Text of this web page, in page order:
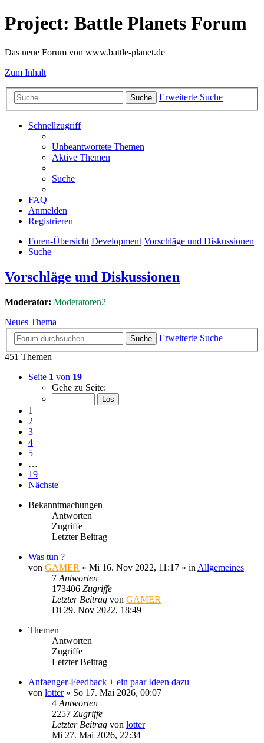
Project: Battle Planets Forum
Das neue Forum von www.battle-planet.de
Zum Inhalt
Suche Erweiterte Suche
Schnellzugriff
Unbeantwortete Themen
Aktive Themen
Suche
FAQ
Anmelden
Registrieren
Foren-Übersicht Development Vorschläge und Diskussionen
Suche
Vorschläge und Diskussionen
Moderator: Moderatoren2
Neues Thema
Suche
Erweiterte Suche
451 Themen
Seite 1 von 19
Gehe zu Seite:
1
2
3
4
5
…
19
Nächste
Bekanntmachungen
Antworten
Zugriffe
Letzter Beitrag
Was tun ?
von GAMER » Mi 16. Nov 2022, 11:17 » in Allgemeines
7 Antworten
173406 Zugriffe
Letzter Beitrag von GAMER
Di 29. Nov 2022, 18:49
Themen
Antworten
Zugriffe
Letzter Beitrag
Anfaenger-Feedback + ein paar Ideen dazu
von lotter» So 17. Mai 2026, 00:07
4 Antworten
2257 Zugriffe
Letzter Beitrag von lotter
Mi 27. Mai 2026, 22:34